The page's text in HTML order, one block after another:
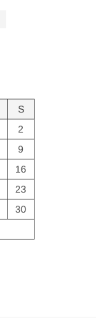
S
2
9
16
23
30